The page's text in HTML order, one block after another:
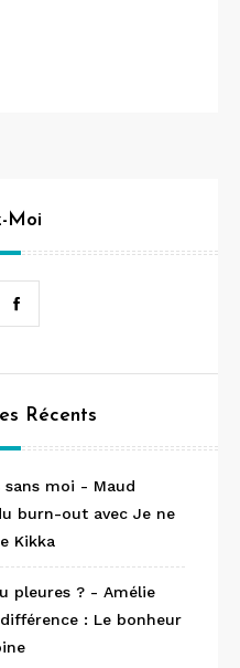
Moi
Récents
sans moi - Maud
burn-out avec Je ne
Kikka
pleures ? - Amélie
: Le bonheur